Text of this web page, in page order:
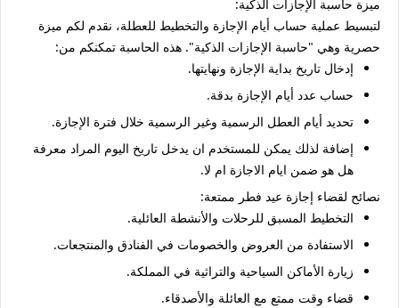
ميزة حاسبة الإجازات الذكية:
لتبسيط عملية حساب أيام الإجازة والتخطيط للعطلة، نقدم لكم ميزة
حصرية وهي "حاسبة الإجازات الذكية". هذه الحاسبة تمكنكم من:
إدخال تاريخ بداية الإجازة ونهايتها.
حساب عدد أيام الإجازة بدقة.
تحديد أيام العطل الرسمية وغير الرسمية خلال فترة الإجازة.
إضافة لذلك يمكن للمستخدم ان يدخل تاريخ اليوم المراد معرفة
هل هو ضمن ايام الاجازة ام لا.
نصائح لقضاء إجازة عيد فطر ممتعة:
التخطيط المسبق للرحلات والأنشطة العائلية.
الاستفادة من العروض والخصومات في الفنادق والمنتجعات.
زيارة الأماكن السياحية والتراثية في المملكة.
قضاء وقت ممتع مع العائلة والأصدقاء.